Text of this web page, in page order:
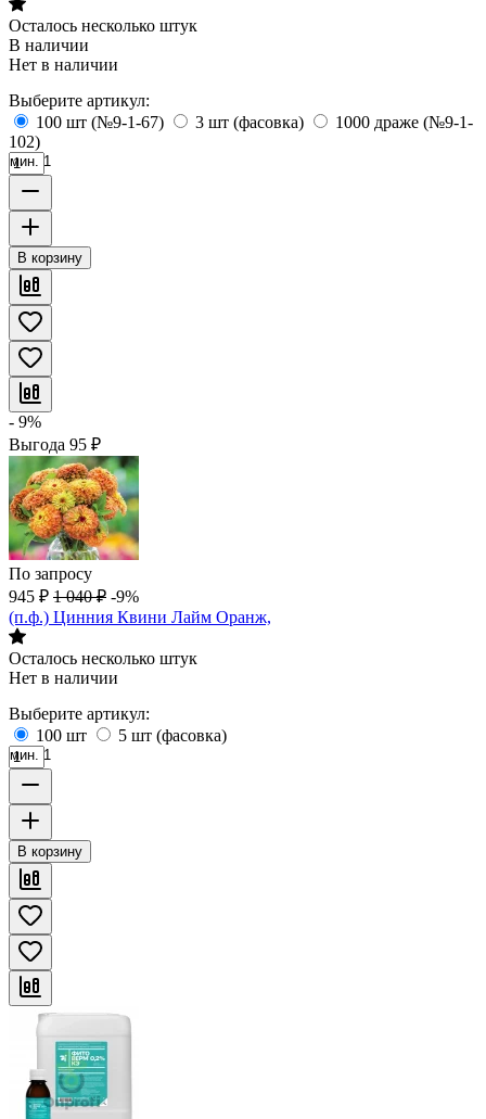
Осталось несколько штук
В наличии
Нет в наличии
Выберите артикул:
100 шт (№9-1-67)
3 шт (фасовка)
1000 драже (№9-1-
102)
мин. 1
В корзину
- 9%
Выгода 95 ₽
По запросу
945 ₽ 1 040 ₽ -9%
(п.ф.) Цинния Квини Лайм Оранж,
Осталось несколько штук
Нет в наличии
Выберите артикул:
100 шт
5 шт (фасовка)
мин. 1
В корзину